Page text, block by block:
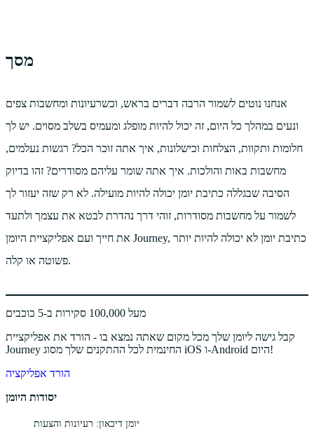
מסך
אנחנו נוטים לשמור הרבה דברים בראש, וכשרעיונות ומחשבות צפים
ונעים במהלך כל היום, זה יכול להיות מופלג ומעמיס בשלב מסוים. יש לך
חלומות ותקוות, הצלחות וכישלונות, איך אתה זוכר הכל? רגשות נעלמים,
מחשבות באות והולכות. איך אתה שומר עליהם מסודרים? זהו בדיוק
הסיבה שבגללה כתיבת יומן יכולה להיות מועילה. לא רק שזה יעזור לך
לשמור על מחשבות מסודרות, זוהי דרך נהדרת לבטא את עצמך ולתעד
את חייך ועם אפליקציית היומן Journey, כתיבת יומן לא יכולה להיות יותר
פשוטה או קלה.
מעל 100,000 סקירות ב-5 כוכבים
קבל גישה ליומן שלך מכל מקום שאתה נמצא בו - הורד את אפליקציית
Journey החינמית לכל ההתקנים שלך מסוג iOS ו-Android היום!
הורד אפליקציה
יסודות היומן
יומן דיכאון: רעיונות והצעות